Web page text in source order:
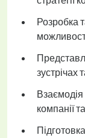
Розробка
зустрічах
компанії